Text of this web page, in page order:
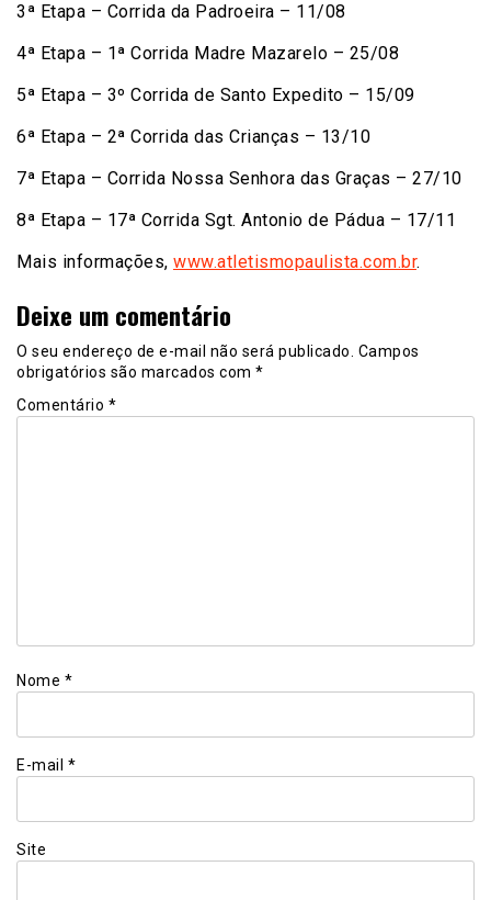
3ª Etapa – Corrida da Padroeira – 11/08
4ª Etapa – 1ª Corrida Madre Mazarelo – 25/08
5ª Etapa – 3º Corrida de Santo Expedito – 15/09
6ª Etapa – 2ª Corrida das Crianças – 13/10
7ª Etapa – Corrida Nossa Senhora das Graças – 27/10
8ª Etapa – 17ª Corrida Sgt. Antonio de Pádua – 17/11
Mais informações, www.atletismopaulista.com.br.
Deixe um comentário
O seu endereço de e-mail não será publicado. Campos
obrigatórios são marcados com *
Comentário *
Nome *
E-mail *
Site